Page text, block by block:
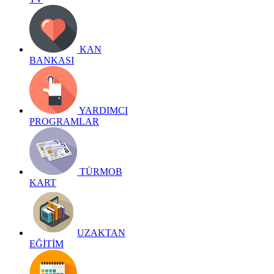
KAN
BANKASI
YARDIMCI
PROGRAMLAR
TÜRMOB
KART
UZAKTAN
EĞİTİM